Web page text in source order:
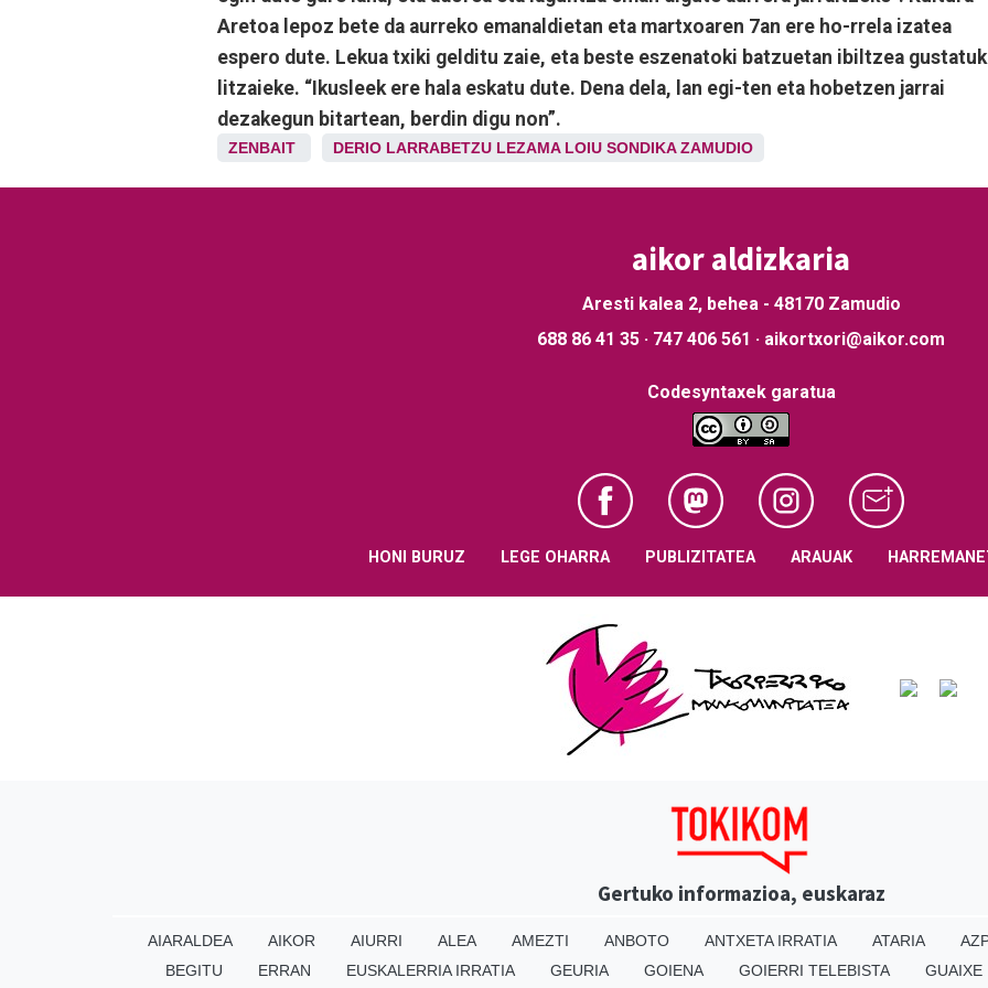
Aretoa lepoz bete da aurreko emanaldietan eta martxoaren 7an ere ho-rrela izatea
espero dute. Lekua txiki gelditu zaie, eta beste eszenatoki batzuetan ibiltzea
litzaieke. “Ikusleek ere hala eskatu dute. Dena dela, lan egi-ten eta hobetzen jarrai
dezakegun bitartean, berdin digu non”.
ZENBAIT DERIO LARRABETZU LEZAMA LOIU SONDIKA ZAMUDIO
aikor aldizkaria
Aresti kalea 2, behea - 48170 Zamudio
688 86 41 35 · 747 406 561 · aikortxori@aikor.com
Codesyntaxek garatua
HONI BURUZ LEGE OHARRA PUBLIZITATEA ARAUAK
Gertuko informazioa, euskaraz
AIARALDEA AIKOR AIURRI ALEA AMEZTI ANBOTO ANTXETA IRRATIA ATARIA
BEGITU
ERRAN EUSKALERRIA IRRATIA GEURIA GOIENA GOIERRI TELEBISTA GUAIXE